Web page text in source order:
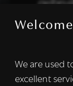
Welcome
We are used
excellent
We
met onze